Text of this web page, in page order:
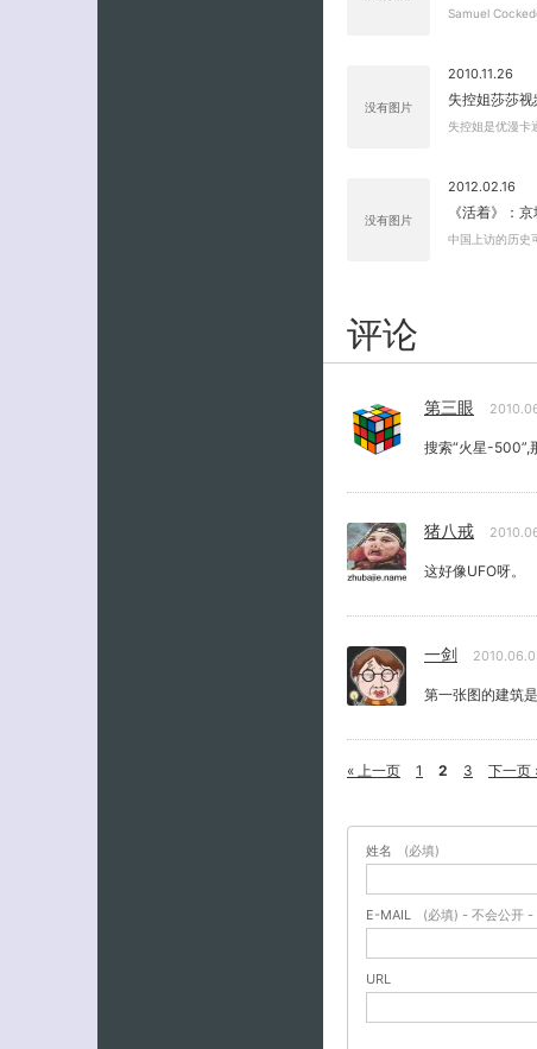
Samuel
没有图片
2010.11.26
失控姐莎莎
失控姐是优漫卡
没有图片
2012.02.16
《活着》：
中国上访的历史
评论
第三眼
搜索“火星-500”,
猪八戒
这好像UFO呀。
一剑
第一张图的建筑
« 上一页 1 2 3 下一页
姓名 (必填)
E-MAIL (必填) - 不会公开 -
URL